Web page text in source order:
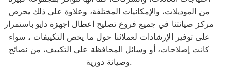
من الموديلات، والإمكانيات المختلفة، وعلاوة على ذلك يحرص
مركز صيانتنا في جميع فروع تصليح اعطال اجهزة دايو باستمرار
على توفير الإرشادات لعملائنا حول ما يخص التكييفات ، سواء
كانت إصلاحات، أو وسائل المحافظة على التكييف، من نصائح
وصيانة دورية.